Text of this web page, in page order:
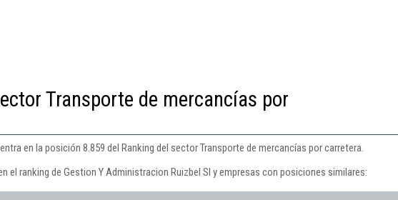
Transporte de mercancías por
en la posición 8.859 del Ranking del sector Transporte de mercancías por carretera.
el ranking de Gestion Y Administracion Ruizbel Sl y empresas con posiciones similares: